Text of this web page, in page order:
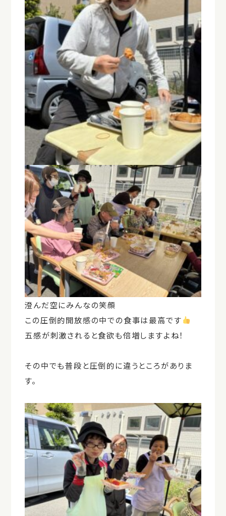
澄んだ空にみんなの笑顔
この圧倒的開放感の中での食事は最高です
五感が刺激されると食欲も倍増しますよね！
その中でも普段と圧倒的に違うところがありま
す。